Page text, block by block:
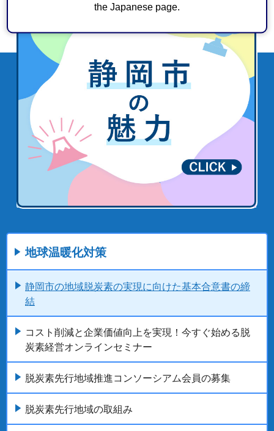
the Japanese page.
地球温暖化対策
静岡市の地域脱炭素の実現に向けた基本合意書の締
結
コスト削減と企業価値向上を実現！今すぐ始める脱
炭素経営オンラインセミナー
脱炭素先行地域推進コンソーシアム会員の募集
脱炭素先行地域の取組み